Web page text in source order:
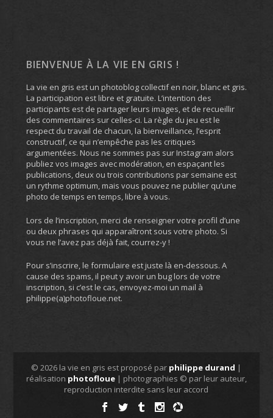
BIENVENUE À LA VIE EN GRIS !
La vie en gris est un photoblog collectif en noir, blanc et gris.
La participation est libre et gratuite. L’intention des
participants est de partager leurs images, et de recueillir
des commentaires sur celles-ci. La règle du jeu est le
respect du travail de chacun, la bienveillance, l’esprit
constructif, ce qui n’empêche pas les critiques
argumentées. Nous ne sommes pas sur Instagram alors
publiez vos images avec modération, en espaçant les
publications, deux ou trois contributions par semaine est
un rythme optimum, mais vous pouvez ne publier qu’une
photo de temps en temps, libre à vous.
Lors de l’inscription, merci de renseigner votre profil d’une
ou deux phrases qui apparaîtront sous votre photo. Si
vous ne l’avez pas déjà fait, courrez-y !
Pour s’inscrire, le formulaire est juste là en-dessous. A
cause des spams, il peut y avoir un bug lors de votre
inscription, si c’est le cas, envoyez-moi un mail à
philippe(a)photofloue.net.
© 2026 la vie en gris est proposé par philippe durand |
réalisation photofloue| photographies © par leur auteur,
reproduction interdite sans leur accord